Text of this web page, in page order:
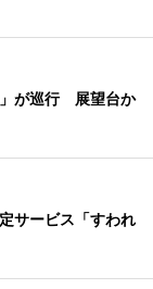
」が巡行 展望台か
サービス「すわれ